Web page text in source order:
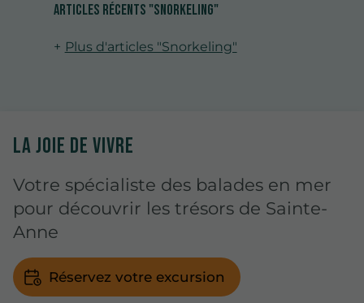
Articles récents "Snorkeling"
Plus d'articles "Snorkeling"
LA JOIE DE VIVRE
Votre spécialiste des balades en mer
pour découvrir les trésors de Sainte-
Anne
Réservez votre excursion